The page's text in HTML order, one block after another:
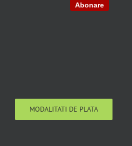
Abonare
MODALITATI DE PLATA